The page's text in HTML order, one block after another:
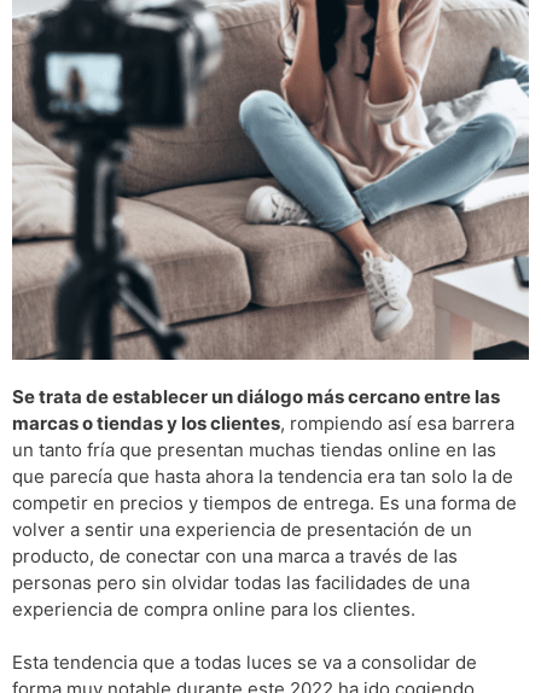
Se trata de establecer un diálogo más cercano entre las
marcas o tiendas y los clientes, rompiendo así esa barrera
un tanto fría que presentan muchas tiendas online en las
que parecía que hasta ahora la tendencia era tan solo la de
competir en precios y tiempos de entrega. Es una forma de
volver a sentir una experiencia de presentación de un
producto, de conectar con una marca a través de las
personas pero sin olvidar todas las facilidades de una
experiencia de compra online para los clientes.
Esta tendencia que a todas luces se va a consolidar de